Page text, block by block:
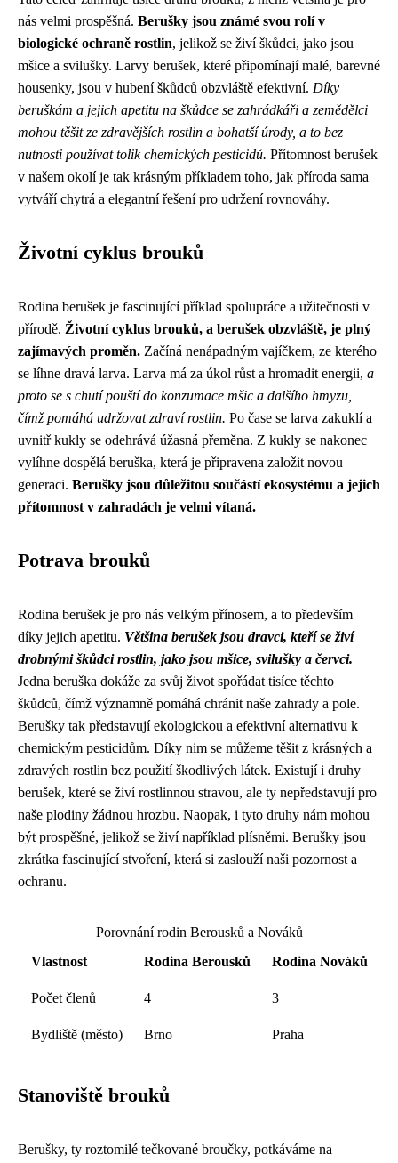
nás velmi prospěšná. Berušky jsou známé svou rolí v
biologické ochraně rostlin, jelikož se živí škůdci, jako jsou
mšice a svilušky. Larvy berušek, které připomínají malé, barevné
housenky, jsou v hubení škůdců obzvláště efektivní. Díky
beruškám a jejich apetitu na škůdce se zahrádkáři a zemědělci
mohou těšit ze zdravějších rostlin a bohatší úrody, a to bez
nutnosti používat tolik chemických pesticidů. Přítomnost berušek
v našem okolí je tak krásným příkladem toho, jak příroda sama
vytváří chytrá a elegantní řešení pro udržení rovnováhy.
Životní cyklus brouků
Rodina berušek je fascinující příklad spolupráce a užitečnosti v
přírodě. Životní cyklus brouků, a berušek obzvláště, je plný
zajímavých proměn. Začíná nenápadným vajíčkem, ze kterého
se líhne dravá larva. Larva má za úkol růst a hromadit energii, a
proto se s chutí pouští do konzumace mšic a dalšího hmyzu,
čímž pomáhá udržovat zdraví rostlin. Po čase se larva zakuklí a
uvnitř kukly se odehrává úžasná přeměna. Z kukly se nakonec
vylíhne dospělá beruška, která je připravena založit novou
generaci. Berušky jsou důležitou součástí ekosystému a jejich
přítomnost v zahradách je velmi vítaná.
Potrava brouků
Rodina berušek je pro nás velkým přínosem, a to především
díky jejich apetitu. Většina berušek jsou dravci, kteří se živí
drobnými škůdci rostlin, jako jsou mšice, svilušky a červci.
Jedna beruška dokáže za svůj život spořádat tisíce těchto
škůdců, čímž významně pomáhá chránit naše zahrady a pole.
Berušky tak představují ekologickou a efektivní alternativu k
chemickým pesticidům. Díky nim se můžeme těšit z krásných a
zdravých rostlin bez použití škodlivých látek. Existují i druhy
berušek, které se živí rostlinnou stravou, ale ty nepředstavují pro
naše plodiny žádnou hrozbu. Naopak, i tyto druhy nám mohou
být prospěšné, jelikož se živí například plísněmi. Berušky jsou
zkrátka fascinující stvoření, která si zaslouží naši pozornost a
ochranu.
Porovnání rodin Berousků a Nováků
Vlastnost
Rodina Berousků Rodina Nováků
Počet členů 4 3
Bydliště (město) Brno Praha
Stanoviště brouků
Berušky, ty roztomilé tečkované broučky, potkáváme na